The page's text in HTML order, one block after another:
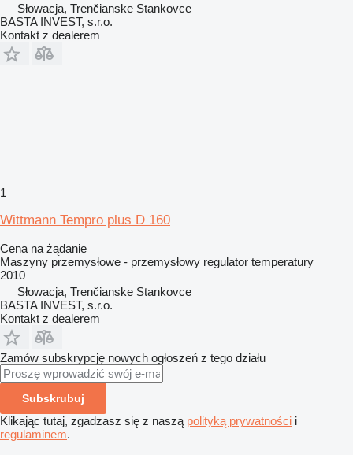
Słowacja, Trenčianske Stankovce
BASTA INVEST, s.r.o.
Kontakt z dealerem
1
Wittmann Tempro plus D 160
Cena na żądanie
Maszyny przemysłowe - przemysłowy regulator temperatury
2010
Słowacja, Trenčianske Stankovce
BASTA INVEST, s.r.o.
Kontakt z dealerem
Zamów subskrypcję nowych ogłoszeń z tego działu
Subskrubuj
Klikając tutaj, zgadzasz się z naszą polityką prywatności i
regulaminem.